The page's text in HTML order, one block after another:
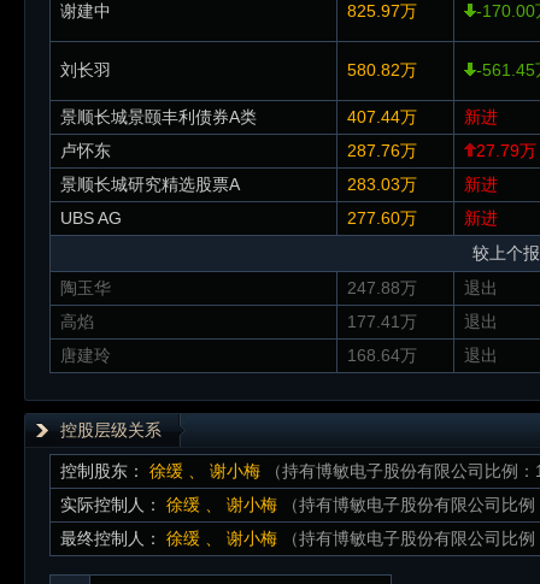
谢建中 825.97万 -170.00
刘长羽 580.82万 -561.45
景顺长城景颐丰利债券A类 407.44万
新进
卢怀东
287.76万
27.79万
景顺长城研究精选股票A
283.03万
新进
UBS AG
277.60万
新进
较上个
陶玉华
247.88万
退出
高焰
177.41万
退出
唐建玲
168.64万 退出
控股层级关系
控制股东： 徐缓 谢小梅
（持有博敏电子股份有限公司比例
实际控制人：
徐缓 谢小梅
（持有博敏电子股份有限公司比
最终控制人：
徐缓 谢小梅 （持有博敏电子股份有限公司比